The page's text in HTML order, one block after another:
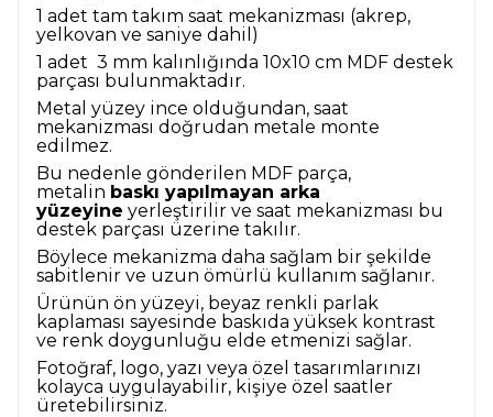
1 adet tam takım saat mekanizması (akrep,
yelkovan ve saniye dahil)
1 adet 3 mm kalınlığında 10x10 cm MDF destek
parçası bulunmaktadır.
Metal yüzey ince olduğundan, saat
mekanizması doğrudan metale monte
edilmez.
Bu nedenle gönderilen MDF parça,
metalin baskı yapılmayan arka
yüzeyine yerleştirilir ve saat mekanizması bu
destek parçası üzerine takılır.
Böylece mekanizma daha sağlam bir şekilde
sabitlenir ve uzun ömürlü kullanım sağlanır.
Ürünün ön yüzeyi, beyaz renkli parlak
kaplaması sayesinde baskıda yüksek kontrast
ve renk doygunluğu elde etmenizi sağlar.
Fotoğraf, logo, yazı veya özel tasarımlarınızı
kolayca uygulayabilir, kişiye özel saatler
üretebilirsiniz.